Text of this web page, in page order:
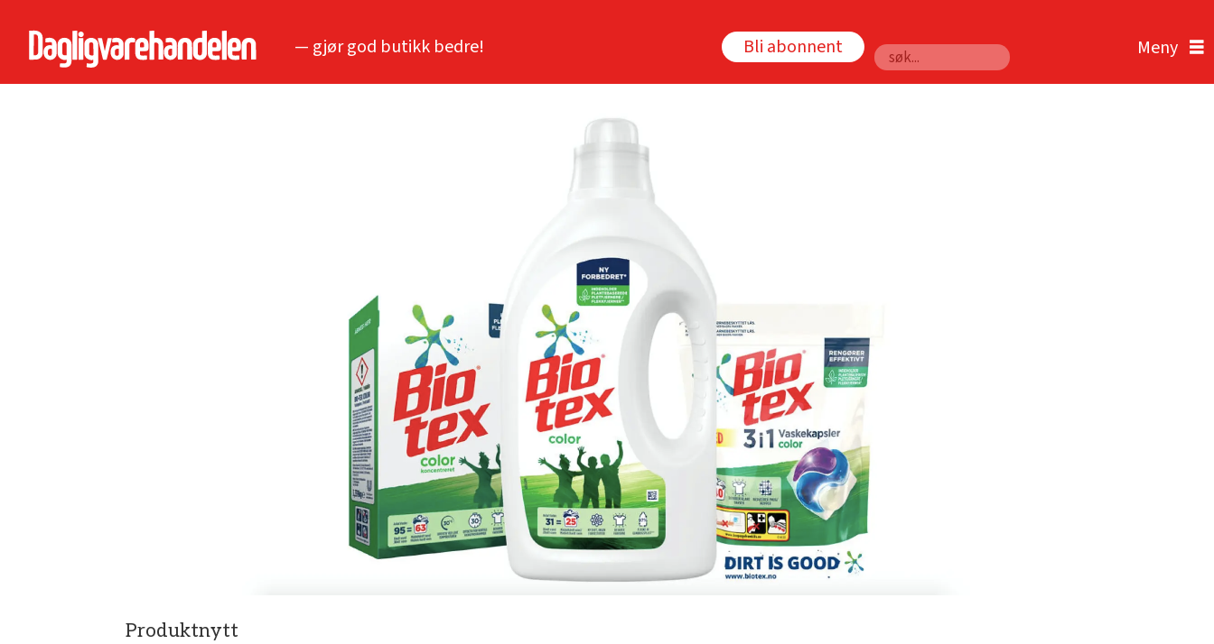
— gjør god butikk bedre! Bli abonnent
Søk
Produktnytt